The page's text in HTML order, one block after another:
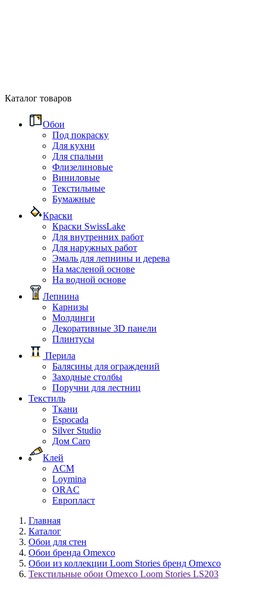
Каталог товаров
Обои
Под покраску
Для кухни
Для спальни
Флизелиновые
Виниловые
Текстильные
Бумажные
Краски
Краски SwissLake
Для внутренних работ
Для наружных работ
Эмаль для лепнины и дерева
На масленой основе
На водной основе
Лепнина
Карнизы
Молдинги
Декоративные 3D панели
Плинтусы
Перила
Балясины для ограждений
Заходные столбы
Поручни для лестниц
Текстиль
Ткани
Espocada
Silver Studio
Дом Caro
Клей
ACM
Loymina
ORAC
Европласт
Главная
Каталог
Обои для стен
Обои бренда Omexco
Обои из коллекции Loom Stories бренд Omexco
Текстильные обои Omexco Loom Stories LS203